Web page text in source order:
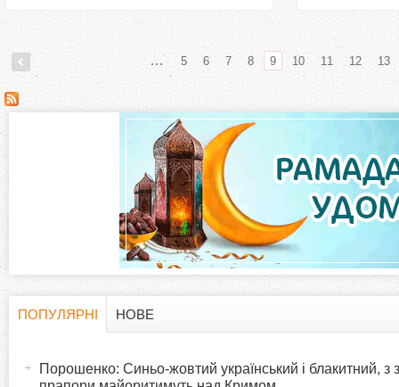
С
… 5 6 7 8 9 10 11 12 13
ПОПУЛЯРНІ
НОВЕ
Порошенко: Синьо-жовтий український і блакитний, з